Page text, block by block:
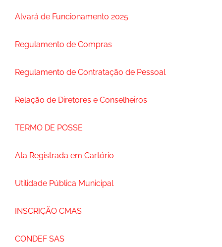
Alvará de Funcionamento 2025
Regulamento de Compras
Regulamento de Contratação de Pessoal
Relação de Diretores e Conselheiros
TERMO DE POSSE
Ata Registrada em Cartório
Utilidade Pública Municipal
INSCRIÇÃO CMAS
CONDEF SAS